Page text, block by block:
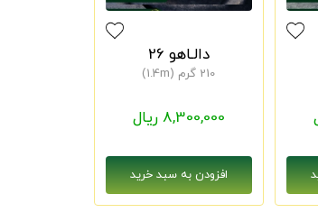
دالـاهو 26
210 گرم (1.4m)
8,300,000 ریال